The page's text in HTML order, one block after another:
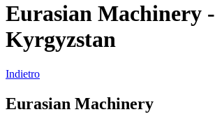
Eurasian Machinery -
Kyrgyzstan
Indietro
Eurasian Machinery